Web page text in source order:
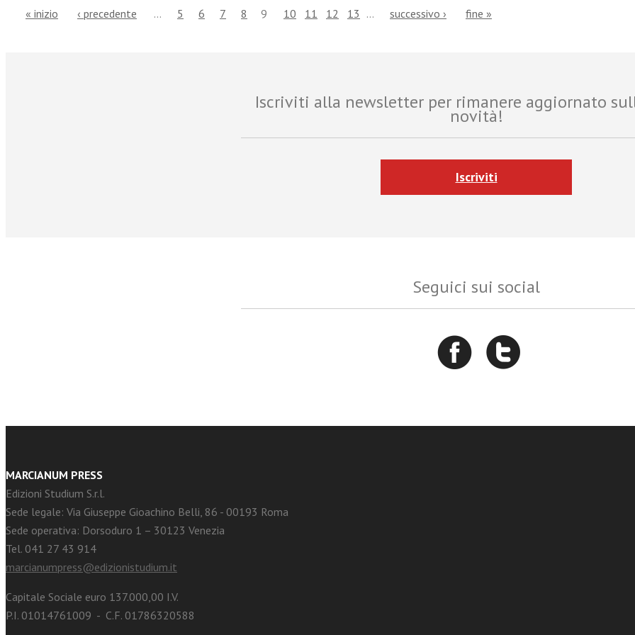
« inizio ‹ precedente … 5 6 7 8 9 10 11 12 13 … successivo › fine »
Iscriviti alla newsletter per rimanere aggiornato
novità!
Iscriviti
Seguici sui social
MARCIANUM PRESS
Edizioni Studium S.r.l.
Sede legale: Via Giuseppe Gioachino Belli, 86 - 00193 Roma
Sede operativa: Dorsoduro 1 – 30123 Venezia
Tel. 041 27 43 914
marcianumpress@edizionistudium.it
Capitale Sociale euro 137.000,00 I.V.
P.I. 01014761009 - C.F. 01786320588